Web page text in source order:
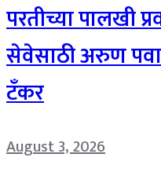
परतीच्या पालखी
सेवेसाठी अरुण
टँकर
August 3, 2026